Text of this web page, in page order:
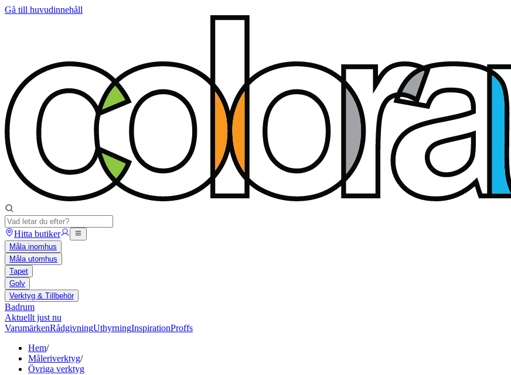
Gå till huvudinnehåll
Hitta butiker
Måla inomhus
Måla utomhus
Tapet
Golv
Verktyg & Tillbehör
Badrum
Aktuellt just nu
VarumärkenRådgivningUthyrningInspirationProffs
Hem/
Måleriverktyg/
Övriga verktyg